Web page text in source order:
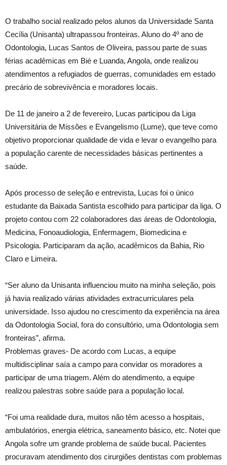
O trabalho social realizado pelos alunos da Universidade Santa
Cecília (Unisanta) ultrapassou fronteiras. Aluno do 4º ano de
Odontologia, Lucas Santos de Oliveira, passou parte de suas
férias acadêmicas em Bié e Luanda, Angola, onde realizou
atendimentos a refugiados de guerras, comunidades em estado
precário de sobrevivência e moradores locais.
De 11 de janeiro a 2 de fevereiro, Lucas participou da Liga
Universitária de Missões e Evangelismo (Lume), que teve como
objetivo proporcionar qualidade de vida e levar o evangelho para
a população carente de necessidades básicas pertinentes a
saúde.
Após processo de seleção e entrevista, Lucas foi o único
estudante da Baixada Santista escolhido para participar da liga. O
projeto contou com 22 colaboradores das áreas de Odontologia,
Medicina, Fonoaudiologia, Enfermagem, Biomedicina e
Psicologia. Participaram da ação, acadêmicos da Bahia, Rio
Claro e Limeira.
“Ser aluno da Unisanta influenciou muito na minha seleção, pois
já havia realizado várias atividades extracurriculares pela
universidade. Isso ajudou no crescimento da experiência na área
da Odontologia Social, fora do consultório, uma Odontologia sem
fronteiras”, afirma.
Problemas graves- De acordo com Lucas, a equipe
multidisciplinar saía a campo para convidar os moradores a
participar de uma triagem. Além do atendimento, a equipe
realizou palestras sobre saúde para a população local.
“Foi uma realidade dura, muitos não têm acesso a hospitais,
ambulatórios, energia elétrica, saneamento básico, etc. Notei que
Angola sofre um grande problema de saúde bucal. Pacientes
procuravam atendimento dos cirurgiões dentistas com problemas